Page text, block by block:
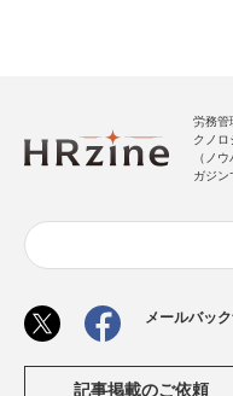
労務管
クノ
（ノ
ガジン
メールバッ
記事掲載のご依頼